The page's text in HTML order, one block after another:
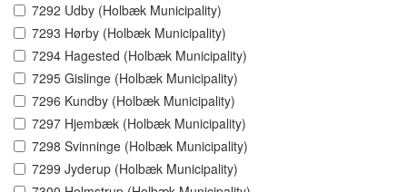
7292 Udby (Holbæk Municipality)
7293 Hørby (Holbæk Municipality)
7294 Hagested (Holbæk Municipality)
7295 Gislinge (Holbæk Municipality)
7296 Kundby (Holbæk Municipality)
7297 Hjembæk (Holbæk Municipality)
7298 Svinninge (Holbæk Municipality)
7299 Jyderup (Holbæk Municipality)